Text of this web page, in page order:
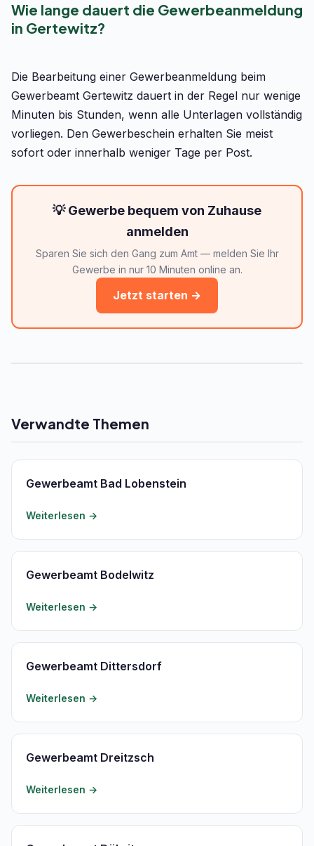
Wie lange dauert die Gewerbeanmeldung
in Gertewitz?
Die Bearbeitung einer Gewerbeanmeldung beim
Gewerbeamt Gertewitz dauert in der Regel nur wenige
Minuten bis Stunden, wenn alle Unterlagen vollständig
vorliegen. Den Gewerbeschein erhalten Sie meist
sofort oder innerhalb weniger Tage per Post.
💡 Gewerbe bequem von Zuhause
anmelden
Sparen Sie sich den Gang zum Amt — melden Sie Ihr
Gewerbe in nur 10 Minuten online an.
Jetzt starten →
Verwandte Themen
Gewerbeamt Bad Lobenstein
Weiterlesen →
Gewerbeamt Bodelwitz
Weiterlesen →
Gewerbeamt Dittersdorf
Weiterlesen →
Gewerbeamt Dreitzsch
Weiterlesen →